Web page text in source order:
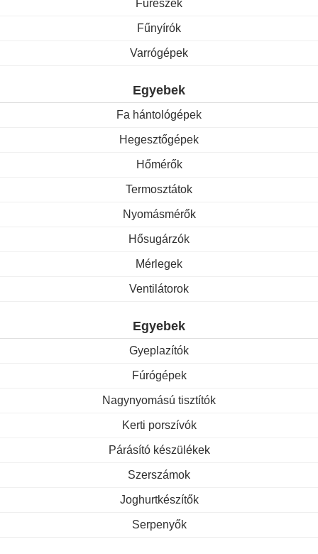
Fűrészek
Fűnyírók
Varrógépek
Egyebek
Fa hántológépek
Hegesztőgépek
Hőmérők
Termosztátok
Nyomásmérők
Hősugárzók
Mérlegek
Ventilátorok
Egyebek
Gyeplazítók
Fúrógépek
Nagynyomású tisztítók
Kerti porszívók
Párásító készülékek
Szerszámok
Joghurtkészítők
Serpenyők